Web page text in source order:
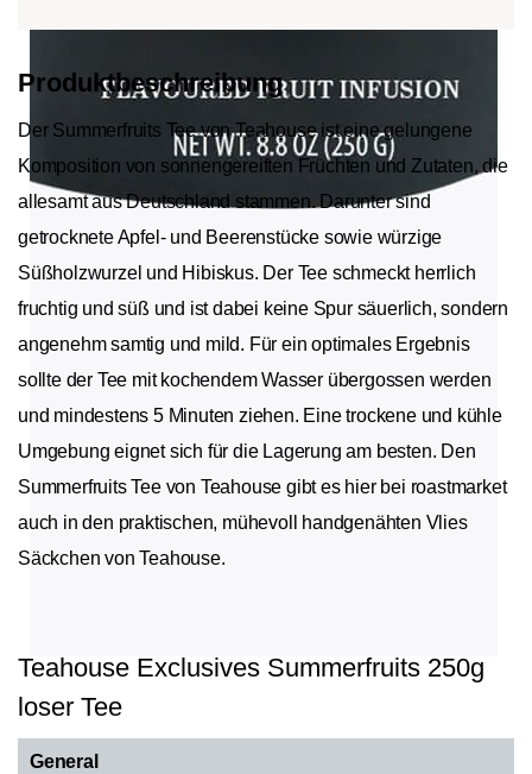
Produktbeschreibung
Der Summerfruits Tee von Teahouse ist eine gelungene
Komposition von sonnengereiften Früchten und Zutaten, die
allesamt aus Deutschland stammen. Darunter sind
getrocknete Apfel- und Beerenstücke sowie würzige
Süßholzwurzel und Hibiskus. Der Tee schmeckt herrlich
fruchtig und süß und ist dabei keine Spur säuerlich, sondern
angenehm samtig und mild. Für ein optimales Ergebnis
sollte der Tee mit kochendem Wasser übergossen werden
und mindestens 5 Minuten ziehen. Eine trockene und kühle
Umgebung eignet sich für die Lagerung am besten. Den
Summerfruits Tee von Teahouse gibt es hier bei roastmarket
auch in den praktischen, mühevoll handgenähten Vlies
Säckchen von Teahouse.
Teahouse Exclusives Summerfruits 250g
loser Tee
General